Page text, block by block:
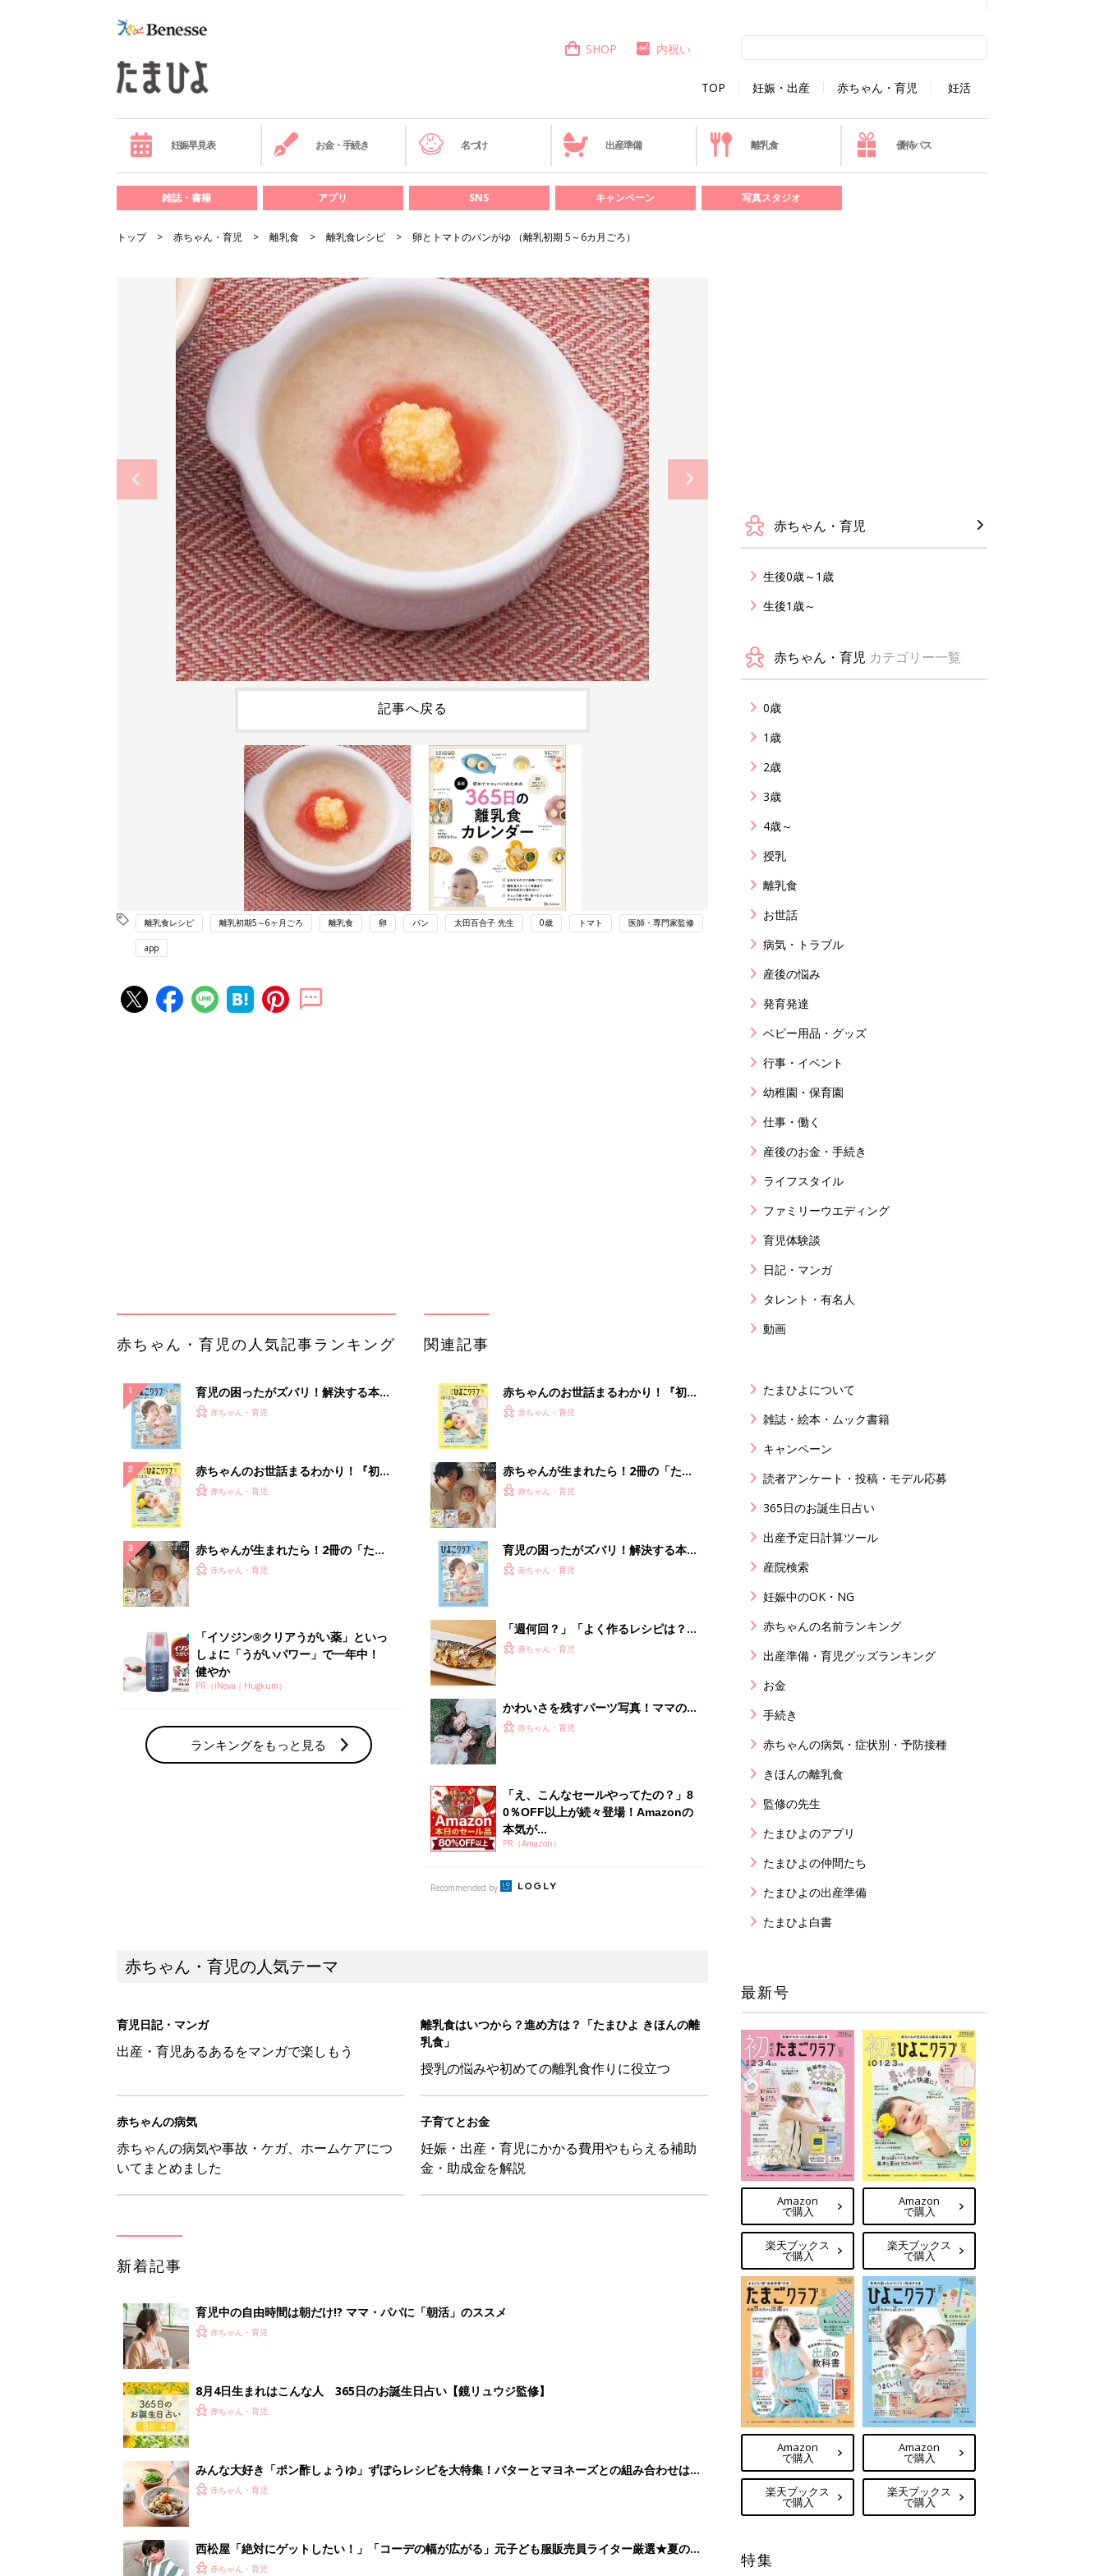
TOP 妊娠・出産 赤ちゃん・育児 妊活
SHOP 内祝い
妊娠早見表 お金・手続き 名づけ 出産準備 離乳食 優待パス
雑誌・書籍 アプリ SNS キャンペーン 写真スタジオ
トップ 赤ちゃん・育児 離乳食 離乳食レシピ 卵とトマトのパンがゆ （離乳初期 5～6カ月ごろ）
記事へ戻る
離乳食レシピ 離乳初期5～6ヶ月ごろ 離乳食 卵 パン 太田百合子 先生 0歳 トマト 医師・専門家監修
app
しょに「うがいパワー」で一年中！
健やか
PR（iNova｜Hugkum）
ランキングをもっと見る
0％OFF以上が続々登場！Amazonの
本気が...
PR（Amazon）
赤ちゃん・育児の人気テーマ
育児日記・マンガ
離乳食はいつから？進め方は？「たまひよ きほんの離
授乳の悩みや初めての離乳食作りに役立つ
子育てとお金
妊娠・出産・育児にかかる費用やもらえる補助
金・助成金を解説
育児中の自由時間は朝だけ!? ママ・パパに「朝活」のススメ
赤ちゃん・育児
8月4日生まれはこんな人 365日のお誕生日占い【鏡リュウジ監修】
赤ちゃん・育児
みんな大好き「ポン酢しょうゆ」ずぼらレシピを大特集！バターとマヨネーズとの組み合わせは栄
< 1 2 3 4 5 >
赤ちゃん・育児
生後0歳～1歳
生後1歳～
赤ちゃん・育児 カテゴリー一覧
0歳
1歳
2歳
3歳
4歳～
授乳
離乳食
お世話
病気・トラブル
産後の悩み
発育発達
ベビー用品・グッズ
行事・イベント
幼稚園・保育園
仕事・働く
産後のお金・手続き
ライフスタイル
ファミリーウエディング
育児体験談
日記・マンガ
タレント・有名人
動画
たまひよについて
雑誌・絵本・ムック書籍
キャンペーン
読者アンケート・投稿・モデル応募
365日のお誕生日占い
出産予定日計算ツール
産院検索
妊娠中のOK・NG
赤ちゃんの名前ランキング
出産準備・育児グッズランキング
お金
手続き
赤ちゃんの病気・症状別・予防接種
きほんの離乳食
監修の先生
たまひよのアプリ
たまひよの仲間たち
たまひよの出産準備
たまひよ白書
最新号
Amazon
で購入
楽天ブックス
で購入
Amazon
で購入
楽天ブックス
で購入
Amazon
で購入
楽天ブックス
で購入
Amazon
で購入
楽天ブックス
で購入
特集